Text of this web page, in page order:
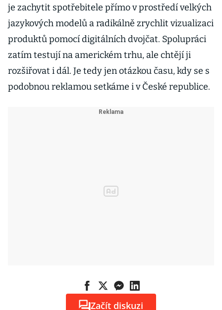
je zachytit spotřebitele přímo v prostředí velkých
jazykových modelů a radikálně zrychlit vizualizaci
produktů pomocí digitálních dvojčat. Spolupráci
zatím testují na americkém trhu, ale chtějí ji
rozšiřovat i dál. Je tedy jen otázkou času, kdy se s
podobnou reklamou setkáme i v České republice.
Začít diskuzi